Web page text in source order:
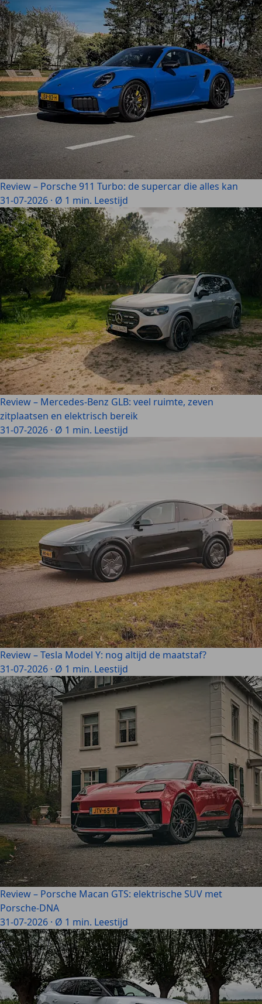
Review – Porsche 911 Turbo: de supercar die alles kan
31-07-2026 · Ø 1 min. Leestijd
Review – Mercedes-Benz GLB: veel ruimte, zeven
zitplaatsen en elektrisch bereik
31-07-2026 · Ø 1 min. Leestijd
Review – Tesla Model Y: nog altijd de maatstaf?
31-07-2026 · Ø 1 min. Leestijd
Review – Porsche Macan GTS: elektrische SUV met
Porsche-DNA
31-07-2026 · Ø 1 min. Leestijd